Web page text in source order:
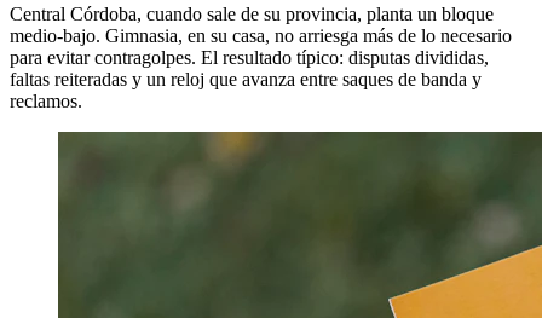
Central Córdoba, cuando sale de su provincia, planta un bloque
medio-bajo. Gimnasia, en su casa, no arriesga más de lo necesario
para evitar contragolpes. El resultado típico: disputas divididas,
faltas reiteradas y un reloj que avanza entre saques de banda y
reclamos.